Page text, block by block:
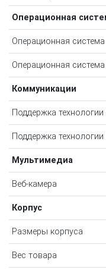
Операционная
Операционная система
Операционная система
Коммуникации
Поддержка технологии
Поддержка
Мультимедиа
Веб-камера
Корпус
Размеры корпуса
Вес товара